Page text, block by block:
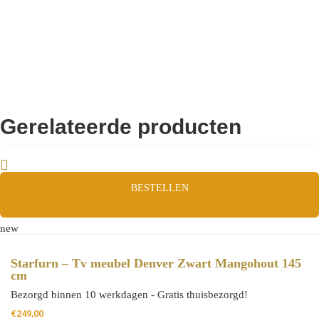
Gerelateerde producten
BESTELLEN
new
Starfurn – Tv meubel Denver Zwart Mangohout 145
cm
Bezorgd binnen 10 werkdagen - Gratis thuisbezorgd!
€249,00